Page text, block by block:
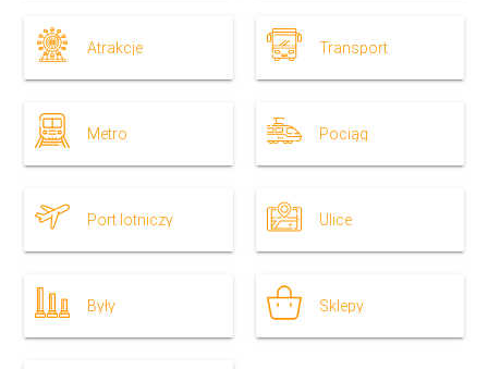
Atrakcje Transport
Metro Pociąg
Port lotniczy Ulice
Były Sklepy